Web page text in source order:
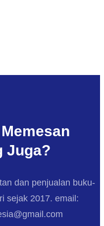
Juga?
dan penjualan buku-
sejak 2017. email: